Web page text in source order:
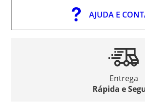
AJUDA E
Entrega
Rápida e